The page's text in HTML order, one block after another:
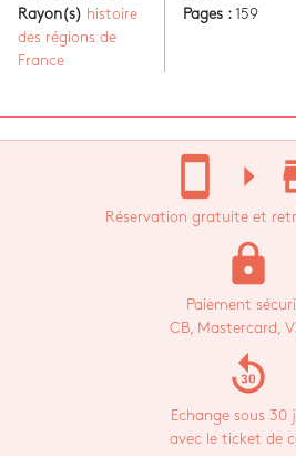
Rayon(s) histoire
des régions de
France
Pages : 159
stay_current_portrait arrow_right
Réservation gratuite et
lock
Paiement
CB, Mastercard,
replay_30
Echange sous 30
avec le ticket de